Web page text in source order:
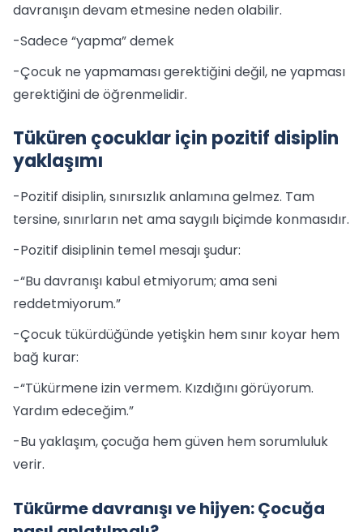
davranışın devam etmesine neden olabilir.
-Sadece “yapma” demek
-Çocuk ne yapmaması gerektiğini değil, ne yapması
gerektiğini de öğrenmelidir.
Tüküren çocuklar için pozitif disiplin
yaklaşımı
-Pozitif disiplin, sınırsızlık anlamına gelmez. Tam
tersine, sınırların net ama saygılı biçimde konmasıdır.
-Pozitif disiplinin temel mesajı şudur:
-“Bu davranışı kabul etmiyorum; ama seni
reddetmiyorum.”
-Çocuk tükürdüğünde yetişkin hem sınır koyar hem
bağ kurar:
-“Tükürmene izin vermem. Kızdığını görüyorum.
Yardım edeceğim.”
-Bu yaklaşım, çocuğa hem güven hem sorumluluk
verir.
Tükürme davranışı ve hijyen: Çocuğa